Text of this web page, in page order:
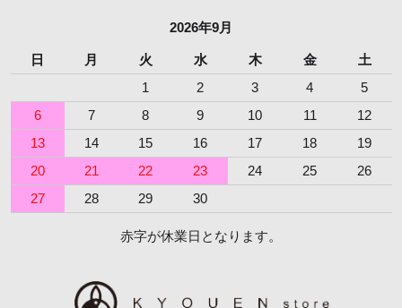
2026年9月
日 月 火 水 木 金
土
1
2 3 4
5
6
7 8 9 10 11
12
13
14 15 16 17 18
19
20
21 22 23 24 25
26
27
28 29 30
赤字が休業日となります。